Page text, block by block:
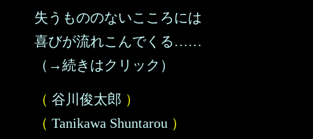
失うもののないこころには
喜びが流れこんでくる……
（→続きはクリック）
（ 谷川俊太郎 ）
（ Tanikawa Shuntarou ）